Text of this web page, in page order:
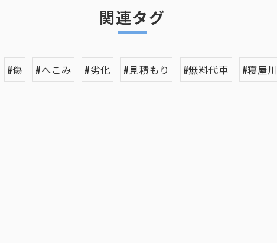
関連タグ
#傷 #へこみ #劣化 #見積もり #無料代車 #寝屋川